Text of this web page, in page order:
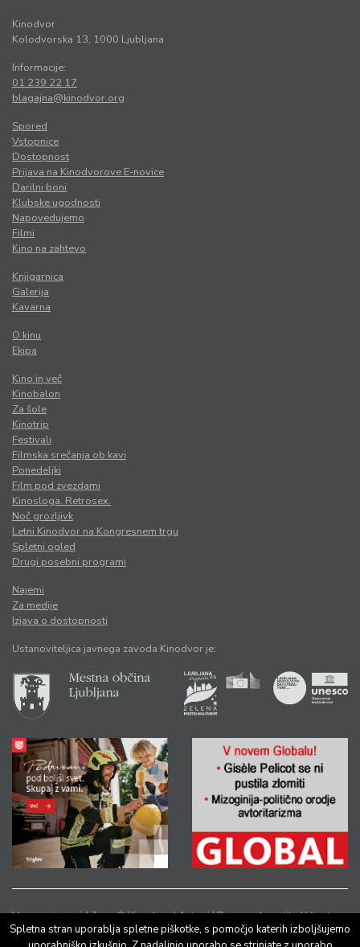
Kinodvor
Kolodvorska 13, 1000 Ljubljana
Informacije:
01 239 22 17
blagajna@kinodvor.org
Spored
Vstopnice
Dostopnost
Prijava na Kinodvorove E-novice
Darilni boni
Klubske ugodnosti
Napovedujemo
Filmi
Kino na zahtevo
Knjigarnica
Galerija
Kavarna
O kinu
Ekipa
Kino in več
Kinobalon
Za šole
Kinotrip
Festivali
Filmska srečanja ob kavi
Ponedeljki
Film pod zvezdami
Kinosloga. Retrosex.
Noč grozljivk
Letni Kinodvor na Kongresnem trgu
Spletni ogled
Drugi posebni programi
Najemi
Za medije
Izjava o dostopnosti
Ustanoviteljica javnega zavoda Kinodvor je:
Vse pravice pridržane © Kinodvor |Avtorji|Pravno obvestilo|Varstvo
osebnih podatkov
Spletna stran uporablja spletne piškotke, s pomočjo katerih izboljšujemo